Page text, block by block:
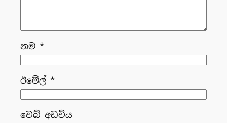
නම *
ඊමේල් *
වෙබ් අඩවිය